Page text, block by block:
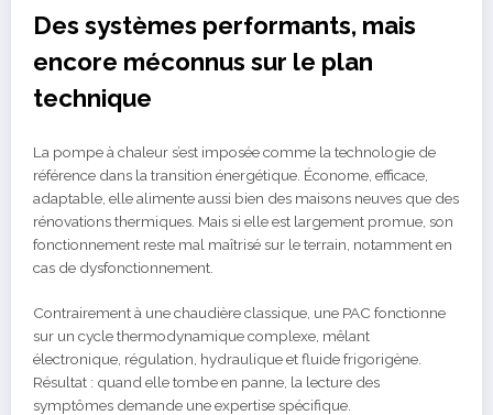
Des systèmes performants, mais
encore méconnus sur le plan
technique
La pompe à chaleur s’est imposée comme la technologie de
référence dans la transition énergétique. Économe, efficace,
adaptable, elle alimente aussi bien des maisons neuves que des
rénovations thermiques. Mais si elle est largement promue, son
fonctionnement reste mal maîtrisé sur le terrain, notamment en
cas de dysfonctionnement.
Contrairement à une chaudière classique, une PAC fonctionne
sur un cycle thermodynamique complexe, mêlant
électronique, régulation, hydraulique et fluide frigorigène.
Résultat : quand elle tombe en panne, la lecture des
symptômes demande une expertise spécifique.